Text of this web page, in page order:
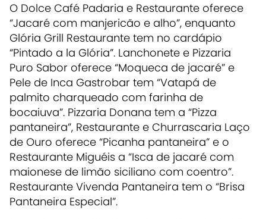
O Dolce Café Padaria e Restaurante oferece
“Jacaré com manjericão e alho”, enquanto
Glória Grill Restaurante tem no cardápio
“Pintado a la Glória”. Lanchonete e Pizzaria
Puro Sabor oferece “Moqueca de jacaré” e
Pele de Inca Gastrobar tem “Vatapá de
palmito charqueado com farinha de
bocaiuva”. Pizzaria Donana tem a “Pizza
pantaneira”, Restaurante e Churrascaria Laço
de Ouro oferece “Picanha pantaneira” e o
Restaurante Miguéis a “Isca de jacaré com
maionese de limão siciliano com coentro”.
Restaurante Vivenda Pantaneira tem o “Brisa
Pantaneira Especial”.